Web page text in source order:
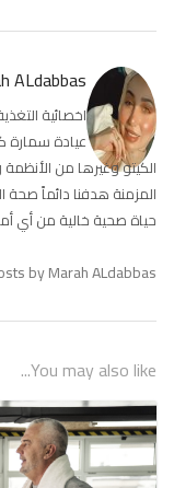
ALdabbas
اخصائية
عيادة سمارة
الكيتو وغيرها من
المزمنة هدفنا دائماً
حياة صحية خالية من أي
by Marah ALdabbas
You may also like...